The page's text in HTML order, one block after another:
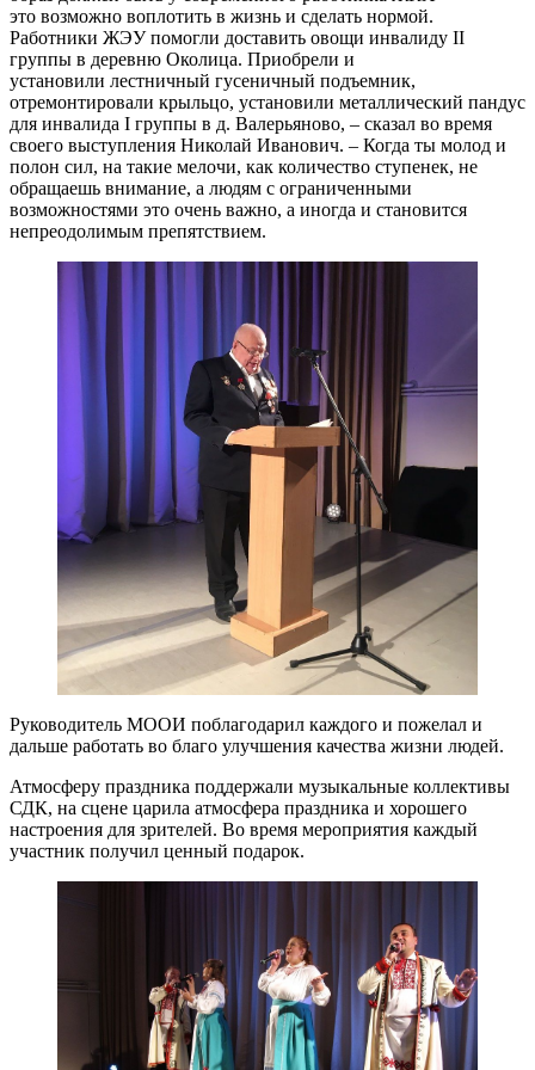
это возможно воплотить в жизнь и сделать нормой.
Работники ЖЭУ помогли доставить овощи инвалиду II
группы в деревню Околица. Приобрели и
установили лестничный гусеничный подъемник,
отремонтировали крыльцо, установили металлический пандус
для инвалида I группы в д. Валерьяново, – сказал во время
своего выступления Николай Иванович. – Когда ты молод и
полон сил, на такие мелочи, как количество ступенек, не
обращаешь внимание, а людям с ограниченными
возможностями это очень важно, а иногда и становится
непреодолимым препятствием.
Руководитель МООИ поблагодарил каждого и пожелал и
дальше работать во благо улучшения качества жизни людей.
Атмосферу праздника поддержали музыкальные коллективы
СДК, на сцене царила атмосфера праздника и хорошего
настроения для зрителей. Во время мероприятия каждый
участник получил ценный подарок.